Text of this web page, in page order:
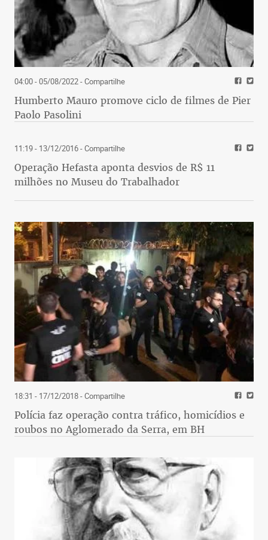
04:00 - 05/08/2022- Compartilhe
Humberto Mauro promove ciclo de filmes de Pier
Paolo Pasolini
11:19 - 13/12/2016- Compartilhe
Operação Hefasta aponta desvios de R$ 11
milhões no Museu do Trabalhador
18:31 - 17/12/2018- Compartilhe
Polícia faz operação contra tráfico, homicídios e
roubos no Aglomerado da Serra, em BH